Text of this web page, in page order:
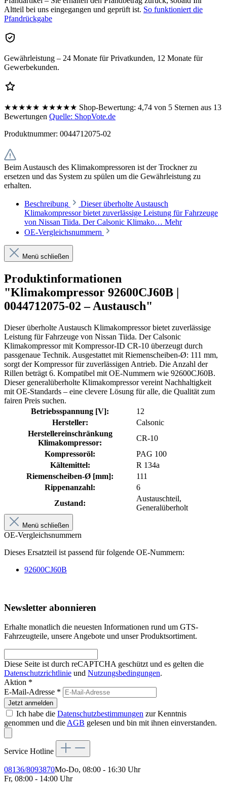
Altteil bei uns eingegangen und geprüft ist. So funktioniert die
Pfandrückgabe
Gewährleistung – 24 Monate für Privatkunden, 12 Monate für
Gewerbekunden.
★★★★★ ★★★★★ Shop-Bewertung: 4,74 von 5 Sternen aus 13
Bewertungen Quelle: ShopVote.de
Produktnummer: 0044712075-02
Beim Austausch des Klimakompressoren ist der Trockner zu
ersetzen und das System zu spülen um die Gewährleistung zu
erhalten.
Beschreibung
Dieser überholte Austausch
Klimakompressor bietet zuverlässige Leistung für Fahrzeuge
von Nissan Tiida. Der Calsonic Klimako… Mehr
OE-Vergleichsnummern
Menü schließen
Produktinformationen
"Klimakompressor 92600CJ60B |
0044712075-02 – Austausch"
Dieser überholte Austausch Klimakompressor bietet zuverlässige
Leistung für Fahrzeuge von Nissan Tiida. Der Calsonic
Klimakompressor mit Kompressor-ID CR-10 überzeugt durch
passgenaue Technik. Ausgestattet mit Riemenscheiben-Ø: 111 mm,
sorgt der Kompressor für zuverlässigen Antrieb. Die Anzahl der
Rillen beträgt 6. Kompatibel mit OE-Nummern wie 92600CJ60B.
Dieser generalüberholte Klimakompressor vereint Nachhaltigkeit
mit OE-Standards – eine clevere Lösung für alle, die Qualität zum
fairen Preis suchen.
Betriebsspannung [V]:
12
Hersteller:
Calsonic
Herstellereinschränkung
Klimakompressor:
CR-10
Kompressoröl:
PAG 100
Kältemittel:
R 134a
Riemenscheiben-Ø [mm]:
111
Rippenanzahl:
6
Zustand:
Austauschteil,
Generalüberholt
Menü schließen
OE-Vergleichsnummern
Dieses Ersatzteil ist passend für folgende OE-Nummern:
92600CJ60B
Newsletter abonnieren
Erhalte monatlich die neuesten Informationen rund um GTS-
Fahrzeugteile, unsere Angebote und unser Produktsortiment.
Diese Seite ist durch reCAPTCHA geschützt und es gelten die
Datenschutzrichtlinie und Nutzungsbedingungen.
Aktion *
E-Mail-Adresse *
Jetzt anmelden
Ich habe die Datenschutzbestimmungen zur Kenntnis
genommen und die AGB gelesen und bin mit ihnen einverstanden.
Service Hotline
08136/8093870Mo-Do, 08:00 - 16:30 Uhr
Fr, 08:00 - 14:00 Uhr